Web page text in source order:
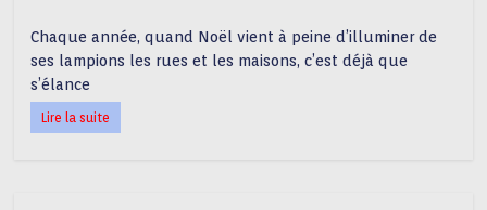
Chaque année, quand Noël vient à peine d’illuminer de
ses lampions les rues et les maisons, c’est déjà que
s’élance
Lire la suite